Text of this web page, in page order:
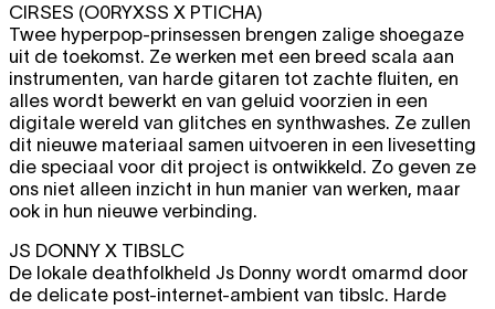
CIRSES (O0RYXSS X PTICHA)
Twee hyperpop-prinsessen brengen zalige shoegaze
uit de toekomst. Ze werken met een breed scala aan
instrumenten, van harde gitaren tot zachte fluiten, en
alles wordt bewerkt en van geluid voorzien in een
digitale wereld van glitches en synthwashes. Ze zullen
dit nieuwe materiaal samen uitvoeren in een livesetting
die speciaal voor dit project is ontwikkeld. Zo geven ze
ons niet alleen inzicht in hun manier van werken, maar
ook in hun nieuwe verbinding.
JS DONNY X TIBSLC
De lokale deathfolkheld Js Donny wordt omarmd door
de delicate post-internet-ambient van tibslc. Harde